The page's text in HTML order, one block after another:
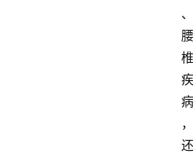
、
腰
椎
疾
病
，
还